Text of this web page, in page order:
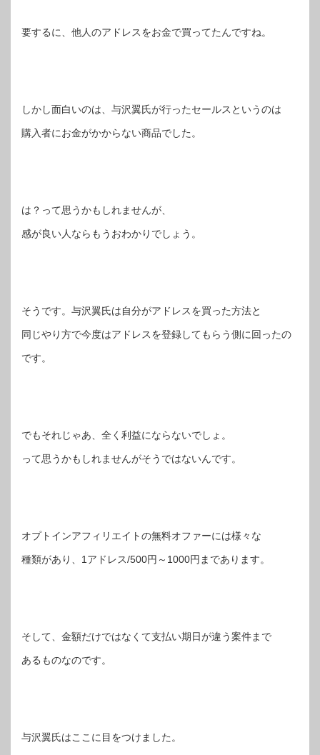
要するに、他人のアドレスをお金で買ってたんですね。
しかし面白いのは、与沢翼氏が行ったセールスというのは
購入者にお金がかからない商品でした。
は？って思うかもしれませんが、
感が良い人ならもうおわかりでしょう。
そうです。与沢翼氏は自分がアドレスを買った方法と
同じやり方で今度はアドレスを登録してもらう側に回ったの
です。
でもそれじゃあ、全く利益にならないでしょ。
って思うかもしれませんがそうではないんです。
オプトインアフィリエイトの無料オファーには様々な
種類があり、1アドレス/500円～1000円まであります。
そして、金額だけではなくて支払い期日が違う案件まで
あるものなのです。
与沢翼氏はここに目をつけました。